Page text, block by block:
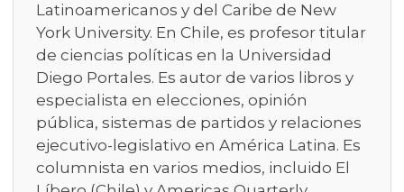
Latinoamericanos y del Caribe de New
York University. En Chile, es profesor titular
de ciencias políticas en la Universidad
Diego Portales. Es autor de varios libros y
especialista en elecciones, opinión
pública, sistemas de partidos y relaciones
ejecutivo-legislativo en América Latina. Es
columnista en varios medios, incluido El